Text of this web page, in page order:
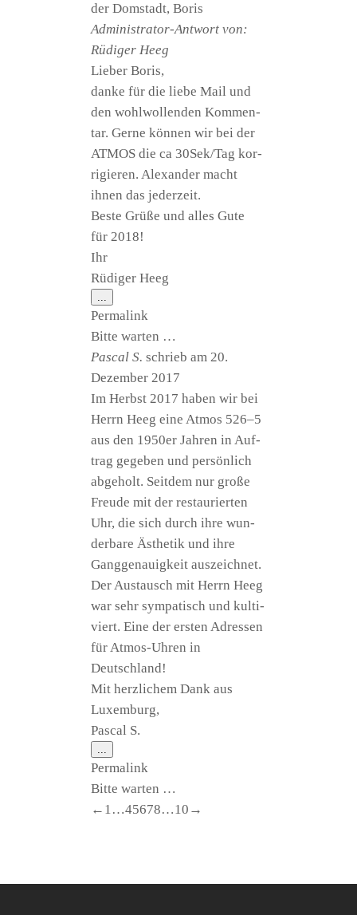
der Dom­stadt, Boris
Admi­nis­tra­tor-Ant­wort von:
Rüdi­ger Heeg
Lie­ber Boris,
dan­ke für die lie­be Mail und
den wohl­wol­len­den Kom­men­
tar. Ger­ne kön­nen wir bei der
ATMOS die ca 30Sek/Tag kor­
ri­gie­ren. Alex­an­der macht
ihnen das jederzeit.
Bes­te Grü­ße und alles Gute
für 2018!
Ihr
Rüdi­ger Heeg
...
Metabox
ein-/ausblenden.
Per­ma­link
Bit­te warten …
Pas­cal S. schrieb am 20.
Dezem­ber 2017
Im Herbst 2017 haben wir bei
Herrn Heeg eine Atmos 526–5
aus den 1950er Jah­ren in Auf­
trag gege­ben und per­sön­lich
abge­holt. Seit­dem nur gro­ße
Freu­de mit der restau­rier­ten
Uhr, die sich durch ihre wun­
der­ba­re Ästhe­tik und ihre
Gang­ge­nau­ig­keit aus­zeich­net.
Der Aus­tausch mit Herrn Heeg
war sehr sym­pa­tisch und kul­ti­
viert. Eine der ers­ten Adres­sen
für Atmos-Uhren in
Deutschland!
Mit herz­li­chem Dank aus
Luxemburg,
Pas­cal S.
...
Metabox
ein-/ausblenden.
Per­ma­link
Bit­te warten …
Navi­
← 1…45678…10 →